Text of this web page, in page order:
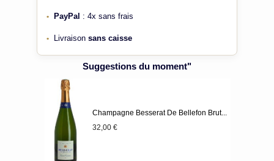
• PayPal : 4x sans frais
• Livraison sans caisse
Suggestions du moment"
Champagne Besserat De Bellefon Brut...
32,00 €